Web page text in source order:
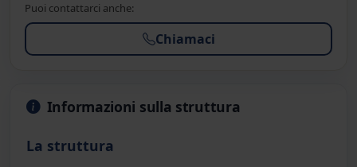
Informazioni sulla struttura
La struttura
Puoi contattarci anche:
Chiamaci